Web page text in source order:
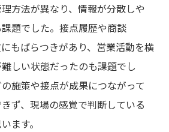
理方法が異なり、情報が分散しや
題でした。接点履歴や商談
もばらつきがあり、営業活動を横
しい状態だったのも課題でし
施策や接点が成果につながって
ず、現場の感覚で判断している
ます。